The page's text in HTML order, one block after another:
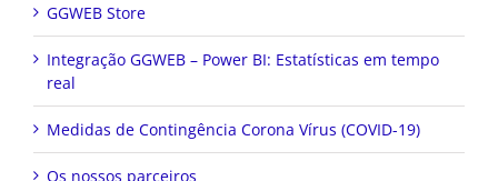
GGWEB Store
Integração GGWEB – Power BI: Estatísticas em tempo
real
Medidas de Contingência Corona Vírus (COVID-19)
Os nossos parceiros